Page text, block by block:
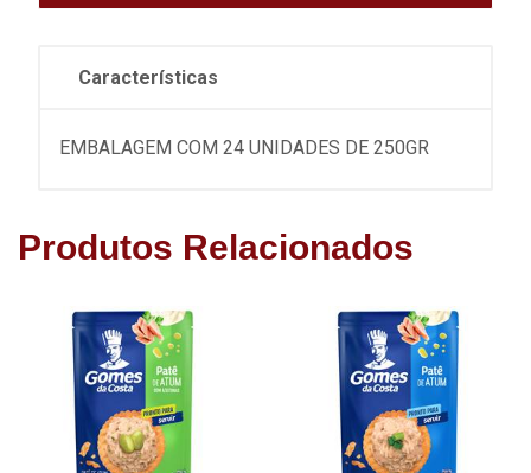
Características
EMBALAGEM COM 24 UNIDADES DE 250GR
Produtos Relacionados